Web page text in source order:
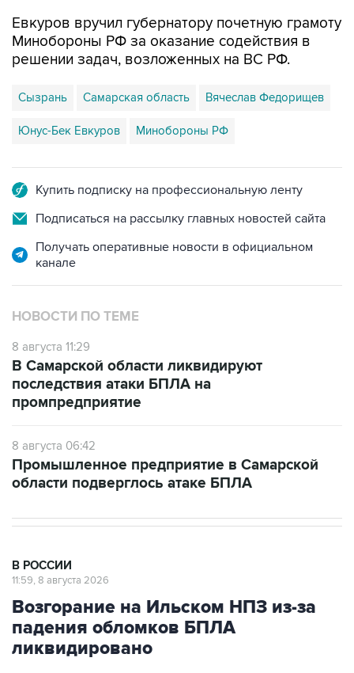
Евкуров вручил губернатору почетную грамоту
Минобороны РФ за оказание содействия в
решении задач, возложенных на ВС РФ.
Сызрань Самарская область Вячеслав Федорищев
Юнус-Бек Евкуров Минобороны РФ
Купить подписку на профессиональную ленту
Подписаться на рассылку главных новостей сайта
Получать оперативные новости в официальном
канале
НОВОСТИ ПО ТЕМЕ
8 августа 11:29
В Самарской области ликвидируют
последствия атаки БПЛА на
промпредприятие
8 августа 06:42
Промышленное предприятие в Самарской
области подверглось атаке БПЛА
В РОССИИ
11:59, 8 августа 2026
Возгорание на Ильском НПЗ из-за
падения обломков БПЛА
ликвидировано